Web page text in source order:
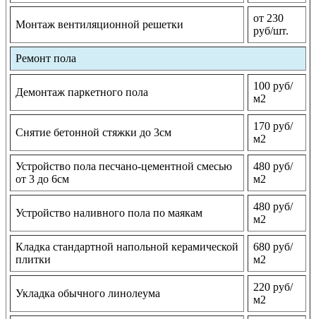
Монтаж вентиляционной решетки
от 230
руб/шт.
Ремонт пола
Демонтаж паркетного пола
100 руб/
м2
Снятие бетонной стяжки до 3см
170 руб/
м2
Устройство пола песчано-цементной смесью
от 3 до 6см
480 руб/
м2
Устройство наливного пола по маякам
480 руб/
м2
Кладка стандартной напольной керамической
плитки
680 руб/
м2
Укладка обычного линолеума
220 руб/
м2